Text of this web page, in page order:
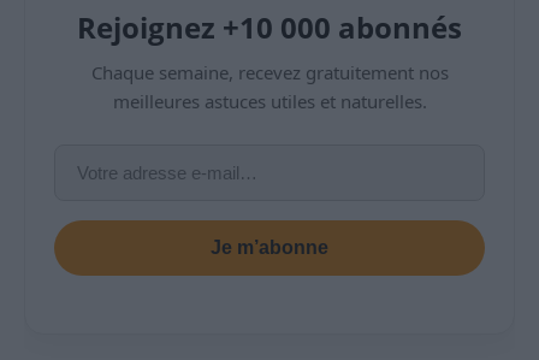
Rejoignez +10 000 abonnés
Chaque semaine, recevez gratuitement nos
meilleures astuces utiles et naturelles.
Je m’abonne